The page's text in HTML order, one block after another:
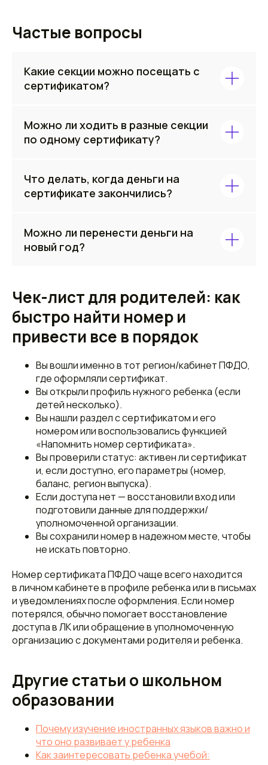
Частые вопросы
Какие секции можно посещать с
сертификатом?
дополнительного образования в вашем
регионе.
Можно ли ходить в разные секции
по одному сертификату?
ходить в несколько кружков. Лимит
зависит от региона и статуса программы.
Что делать, когда деньги на
сертификате закончились?
приостановить посещение кружков или
перейти на бюджетные программы.
Можно ли перенести деньги на
новый год?
переносятся на новый учебный год.
Чек-лист для родителей: как
быстро найти номер и
привести все в порядок
Вы вошли именно в тот регион/кабинет ПФДО,
где оформляли сертификат.
Вы открыли профиль нужного ребенка (если
детей несколько).
Вы нашли раздел с сертификатом и его
номером или воспользовались функцией
«Напомнить номер сертификата».
Вы проверили статус: активен ли сертификат
и, если доступно, его параметры (номер,
баланс, регион выпуска).
Если доступа нет — восстановили вход или
подготовили данные для поддержки/
уполномоченной организации.
Вы сохранили номер в надежном месте, чтобы
не искать повторно.
Номер сертификата ПФДО чаще всего находится
в личном кабинете в профиле ребенка или в письмах
и уведомлениях после оформления. Если номер
потерялся, обычно помогает восстановление
доступа в ЛК или обращение в уполномоченную
организацию с документами родителя и ребенка.
Другие статьи о школьном
образовании
Почему изучение иностранных языков важно и
что оно развивает у ребенка
Как заинтересовать ребенка учебой: